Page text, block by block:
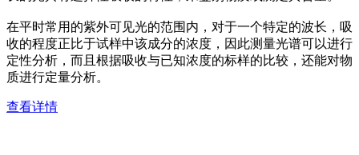
在平时常用的紫外可见光的范围内，对于一个特定的波长，吸
收的程度正比于试样中该成分的浓度，因此测量光谱可以进行
定性分析，而且根据吸收与已知浓度的标样的比较，还能对物
质进行定量分析。
查看详情